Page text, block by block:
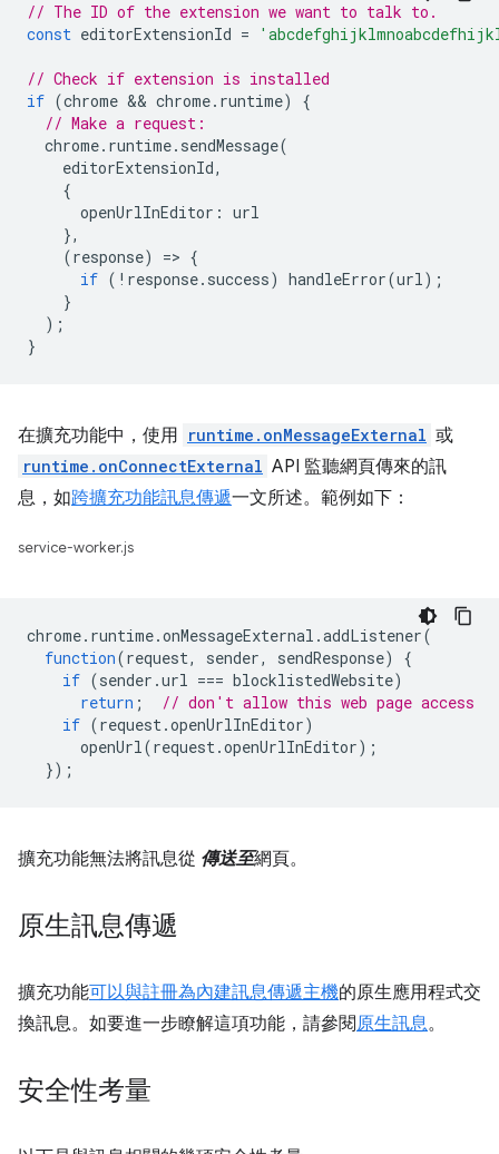
// The ID of the extension we want to talk to.
const editorExtensionId =
// Check if extension is installed
if (chrome && chrome. runtime)
{
// Make a request:
chrome. runtime. sendMessage(
editorExtensionId,
{
openUrlInEditor : url
},
(response) => {
if ( ! response. success) handleError(url);
}
);
}
在擴充功能中，使用 runtime.onMessageExternal 或
runtime.onConnectExternal API 監聽網頁傳來的訊
息，如跨擴充功能訊息傳遞一文所述。範例如下：
service-worker.js
chrome. runtime.onMessageExternal .addListener(
function(request, sender, sendResponse)
{
if (sender .url === blocklistedWebsite)
return ;
// don't allow this web page access
if (request.openUrlInEditor)
openUrl(request.openUrlInEditor);
});
擴充功能無法將訊息從 傳送至網頁。
原生訊息傳遞
擴充功能可以與註冊為內建訊息傳遞主機的原生應用程式交
換訊息。如要進一步瞭解這項功能，請參閱原生訊息。
安全性考量